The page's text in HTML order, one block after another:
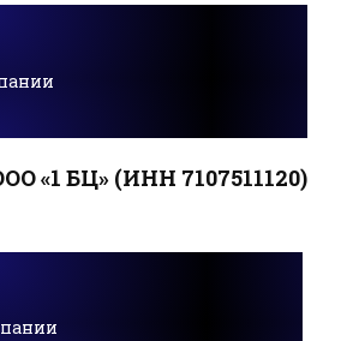
«1 БЦ» (ИНН 7107511120)